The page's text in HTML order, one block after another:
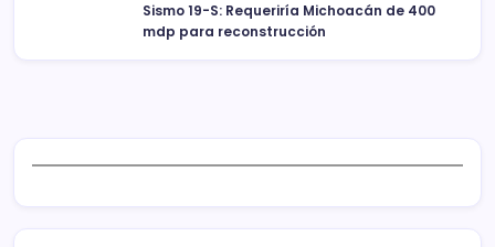
Sismo 19-S: Requeriría Michoacán de 400
mdp para reconstrucción